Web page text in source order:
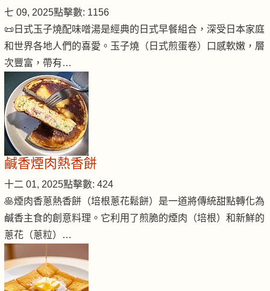
七 09, 2025點擊數: 1156
📜日式玉子燒配味噌湯是經典的日式早餐組合，深受日本家庭
和世界各地人們的喜愛。玉子燒（日式煎蛋卷）口感軟嫩，層
次豐富，帶有…
鹹香煙肉熱香餅
十二 01, 2025點擊數: 424
🥞煙肉香蔥熱香餅（培根蔥花鬆餅）是一道將傳統甜點轉化為
鹹香主食的創意料理。它利用了煎脆的煙肉（培根）和新鮮的
蔥花（蔥粒）…